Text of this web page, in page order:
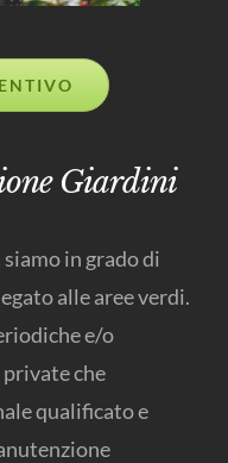
Giardini
in grado di
alle aree verdi.
e/o
che
qualificato e